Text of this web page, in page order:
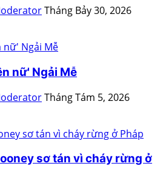
Tháng Bảy 30, 2026
nữ' Ngải Mễ
Tháng Tám 5, 2026
sơ tán vì cháy rừng ở